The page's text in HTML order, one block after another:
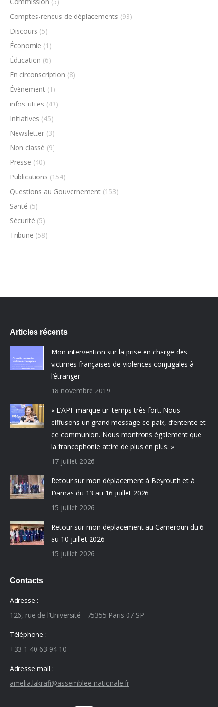
Comptes-rendus de déplacements (93)
Discours (5)
Économie (1)
Éducation (6)
En circonscription (8)
Événement (1)
infos-utiles (43)
Initiatives (45)
Newsletter (3)
Non classé (9)
Presse (40)
Publications (154)
Questions au Gouvernement (153)
Santé (5)
Sécurité (5)
Tribune (58)
Articles récents
Mon intervention sur la prise en charge des
victimes françaises de violences conjugales à
l’étranger
18 novembre 2019
« L’APF marque un temps très fort. Nous
diffusons un grand message de paix, d’entente et
de communion. Nous montrons également que
la francophonie attire de plus en plus. »
17 juillet 2026
Retour sur mon déplacement à Beyrouth et à
Damas du 13 au 16 juillet 2026
15 juillet 2026
Retour sur mon déplacement au Cameroun du 6
au 10 juillet 2026
15 juillet 2026
Contacts
Adresse :
126, rue de l’Université - 75355 Paris 07 SP
Téléphone :
+33 1 40 63 94 10
Adresse mail :
amelia.lakrafi@assemblee-nationale.fr